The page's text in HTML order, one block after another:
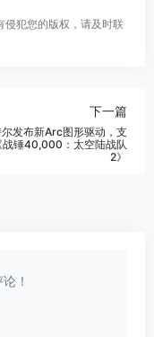
侵犯您的版权，请及时联
下一篇
发布新Arc图形驱动，支
战锤40,000：太空陆战队
2》
！